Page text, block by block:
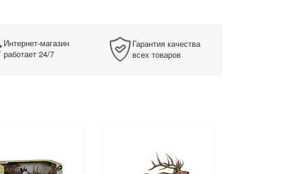
Интернет-магазин
работает 24/7
Гарантия качества
всех товаров